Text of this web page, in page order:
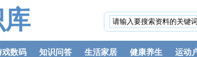
戏数码 知识问答 生活家居 健康养生 运动